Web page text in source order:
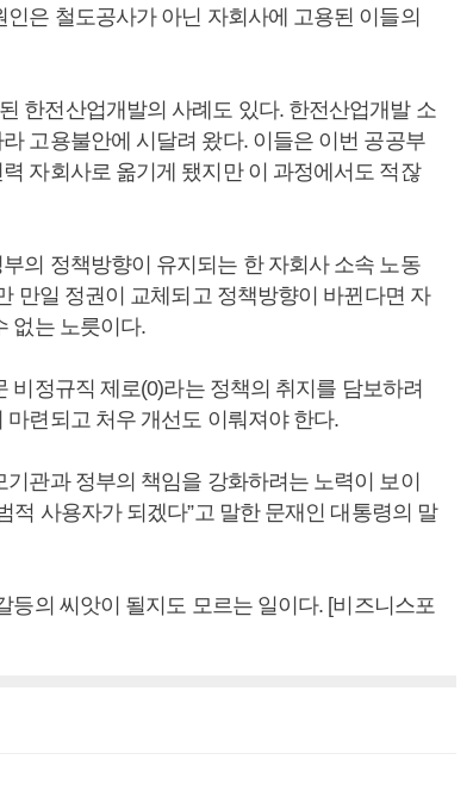
은 철도공사가 아닌 자회사에 고용된 이들의
한전산업개발의 사례도 있다. 한전산업개발 소
고용불안에 시달려 왔다. 이들은 이번 공공부
자회사로 옮기게 됐지만 이 과정에서도 적잖
의 정책방향이 유지되는 한 자회사 소속 노동
만일 정권이 교체되고 정책방향이 바뀐다면 자
없는 노릇이다.
정규직 제로(0)라는 정책의 취지를 담보하려
련되고 처우 개선도 이뤄져야 한다.
관과 정부의 책임을 강화하려는 노력이 보이
적 사용자가 되겠다”고 말한 문재인 대통령의 말
등의 씨앗이 될지도 모르는 일이다. [비즈니스포